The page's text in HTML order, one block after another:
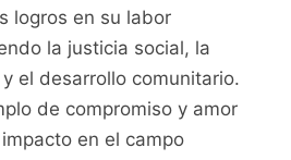
logros en su labor
la justicia social, la
el desarrollo comunitario.
de compromiso y amor
en el campo